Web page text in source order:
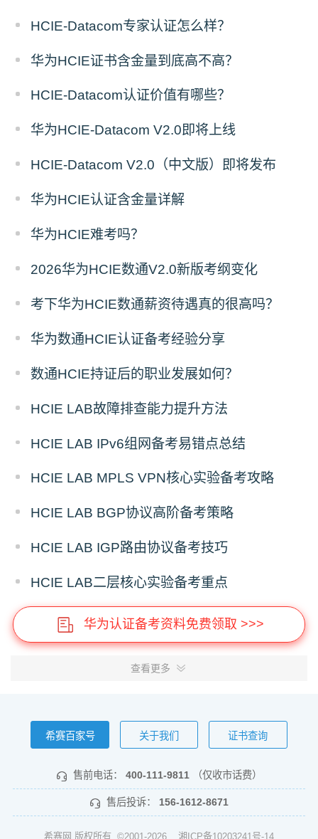
HCIE-Datacom专家认证怎么样？
华为HCIE证书含金量到底高不高？
HCIE-Datacom认证价值有哪些？
华为HCIE-Datacom V2.0即将上线
HCIE-Datacom V2.0（中文版）即将发布
华为HCIE认证含金量详解
华为HCIE难考吗？
2026华为HCIE数通V2.0新版考纲变化
考下华为HCIE数通薪资待遇真的很高吗？
华为数通HCIE认证备考经验分享
数通HCIE持证后的职业发展如何？
HCIE LAB故障排查能力提升方法
HCIE LAB IPv6组网备考易错点总结
HCIE LAB MPLS VPN核心实验备考攻略
HCIE LAB BGP协议高阶备考策略
HCIE LAB IGP路由协议备考技巧
HCIE LAB二层核心实验备考重点
华为认证备考资料免费领取 >>>
查看更多
希赛百家号 关于我们 证书查询
售前电话： 400-111-9811 （仅收市话费）
售后投诉： 156-1612-8671
希赛网 版权所有 ©2001-2026 湘ICP备10203241号-14